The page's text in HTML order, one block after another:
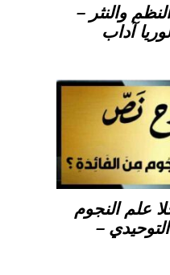
والنثر –
آداب
علم النجوم
–